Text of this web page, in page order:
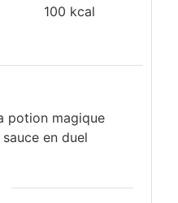
100 kcal
potion magique
en duel